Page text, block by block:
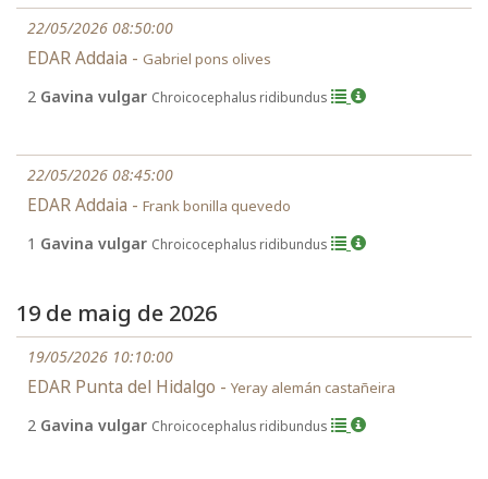
22/05/2026 08:50:00
EDAR Addaia - Gabriel pons olives
2 Gavina vulgar Chroicocephalus ridibundus
22/05/2026 08:45:00
EDAR Addaia - Frank bonilla quevedo
1 Gavina vulgar Chroicocephalus ridibundus
19 de maig de 2026
19/05/2026 10:10:00
EDAR Punta del Hidalgo - Yeray alemán castañeira
2 Gavina vulgar Chroicocephalus ridibundus